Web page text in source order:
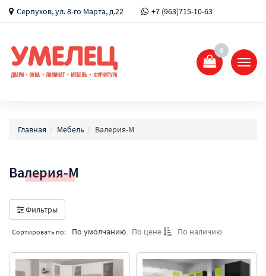
Серпухов, ул. 8-го Марта, д.22 +7 (963)715-10-63
0
Главная Мебель Валерия-М
Валерия-М
Фильтры
Сортировать по: По умолчанию По цене По наличию